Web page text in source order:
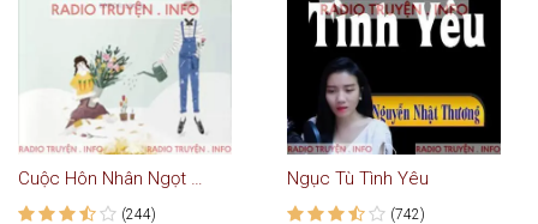
Cuộc Hôn Nhân Ngọt Ngào
(244)
Ngục Tù Tình Yêu
(742)